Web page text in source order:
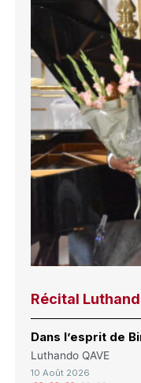
Récital
Dans l’esprit de
Luthando QAVE
10 Août 2026